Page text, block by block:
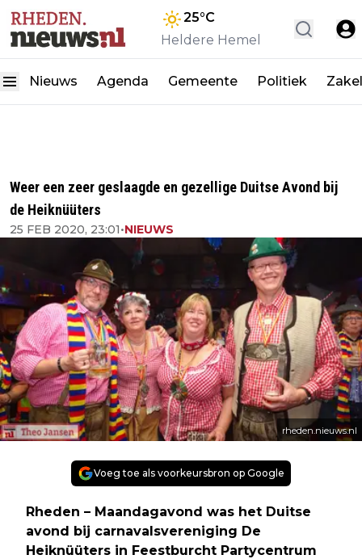
25°C
Heldere Hemel
Nieuws Agenda Gemeente Politiek
Weer een zeer geslaagde en gezellige Duitse Avond bij
de Heiknüüters
25 FEB 2020, 23:01•NIEUWS
rheden.nieuws.nl
Voeg toe als voorkeursbron op Google
Rheden – Maandagavond was het Duitse
avond bij carnavalsvereniging De
Heiknüüters in Feestburcht Partycentrum